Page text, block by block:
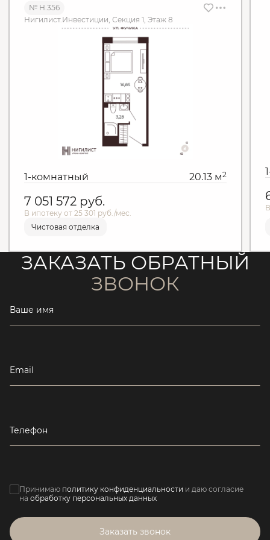
№ Н.356
Нигилист.Инвестиции, Секция 1, Этаж 8
1-комнатный 20.13 м2
7 051 572 руб.
В ипотеку от 25 301 руб./мес.
Чистовая отделка
ЗАКАЗАТЬ ОБРАТНЫЙ
ЗВОНОК
Ваше имя
Email
Телефон
Принимаю политику конфиденциальности и даю согласие
на обработку персональных данных
Заказать звонок